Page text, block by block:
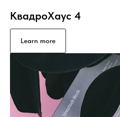
КвадроХаус 4
Learn more